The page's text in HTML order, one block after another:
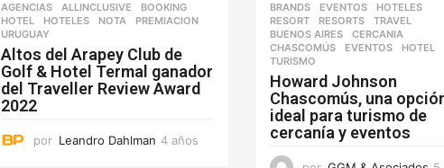
AGENCIAS ALLINCLUSIVE ,BOOKING
HOTEL
,HOTELES ,NOTA ,PREMIACION
URUGUAY
Altos del Arapey Club de
Golf & Hotel Termal ganador
del Traveller Review Award
2022
por Leandro Dahlman 4 años
BRANDS ,EVENTOS ,HOTELES
RESORT
,RESORTS ,TRAVEL
BUENOS AIRES
,CERCANIA
CHASCOMÚS
,EVENTOS ,HOTEL
TURISMO
Howard Johnson
Chascomús, una
ideal para turismo de
cercanía y eventos